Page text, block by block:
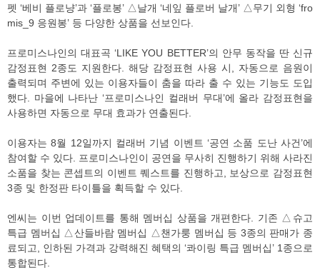
펫 ‘베비 플로냥’과 ‘플로봉’ △날개 ‘네잎 플로버 날개’ △무기 외형 ‘fro
mis_9 응원봉’ 등 다양한 상품을 선보인다.
프로미스나인의 대표곡 ‘LIKE YOU BETTER’의 안무 동작을 딴 신규
감정표현 2종도 지원한다. 해당 감정표현 사용 시, 자동으로 음원이
출력되며 주변에 있는 이용자들이 춤을 따라 출 수 있는 기능도 도입
했다. 마을에 나타난 ‘프로미스나인 컬래버 무대’에 올라 감정표현을
사용하면 자동으로 무대 효과가 연출된다.
이용자는 8월 12일까지 컬래버 기념 이벤트 ‘공연 소품 도난 사건’에
참여할 수 있다. 프로미스나인이 공연을 무사히 진행하기 위해 사라진
소품을 찾는 콘셉트의 이벤트 퀘스트를 진행하고, 보상으로 감정표현
3종 및 한정판 타이틀을 획득할 수 있다.
엔씨는 이번 업데이트를 통해 멤버십 상품을 개편한다. 기존 △슈고
특급 멤버십 △산들바람 멤버십 △챈가룽 멤버십 등 3종의 판매가 종
료되고, 인하된 가격과 강력해진 혜택의 ‘콰이링 특급 멤버십’ 1종으로
통합된다.